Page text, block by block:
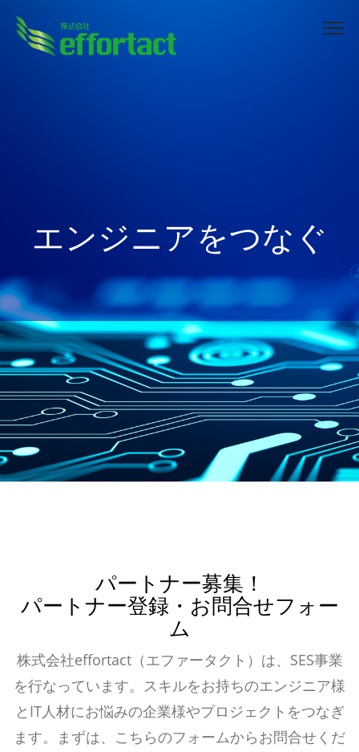
エンジニアをつなぐ
パートナー募集！
パートナー登録・お問合せフォー
ム
株式会社effortact（エファータクト）は、SES事業
を行なっています。スキルをお持ちのエンジニア様
とIT人材にお悩みの企業様やプロジェクトをつなぎ
ます。まずは、こちらのフォームからお問合せくだ